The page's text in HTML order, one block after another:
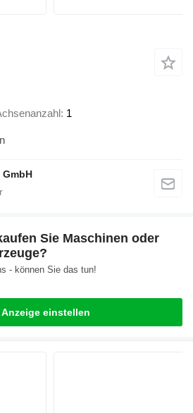
1
Sie Maschinen oder
- können Sie das tun!
Anzeige einstellen